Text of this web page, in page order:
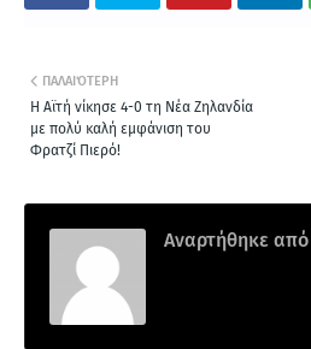
ΠΑΛΑΙΌΤΕΡΗ
Η Αϊτή νίκησε 4-0 τη Νέα Ζηλανδία
με πολύ καλή εμφάνιση του
Φρατζί Πιερό!
Αναρτήθηκε από